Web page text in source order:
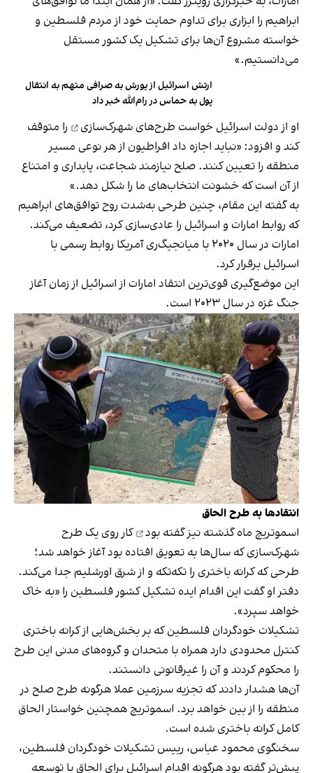
ابراهیم را ابزاری برای تداوم حمایت خود از مردم فلسطین و
خواسته مشروع آن‌ها برای تشکیل یک کشور مستقل
می‌دانستیم.»
ارتش اسرائیل از یورش به صرافی متهم به انتقال
پول به حماس در رام‌الله خبر داد
او از دولت اسرائیل خواست طرح‌های شهرک‌سازی
را متوقف
کند و افزود: «نباید اجازه داد افراطیون از هر نوعی مسیر
منطقه را تعیین کنند. صلح نیازمند شجاعت، پایداری و امتناع
از آن است که خشونت انتخاب‌های ما را شکل دهد.»
به گفته این مقام، چنین طرحی به‌شدت روح توافق‌های ابراهیم
که روابط امارات و اسرائیل را عادی‌سازی کرد، تضعیف می‌کند.
امارات در سال ۲۰۲۰ با میانجیگ‌ری آمریکا روابط رسمی با
اسرائیل برقرار کرد.
این موضع‌گیری قوی‌ترین انتقاد امارات از اسرائیل از زمان آغاز
جنگ غزه در سال ۲۰۲۳ است.
انتقادها به طرح الحاق
اسموتریچ ماه گذشته نیز گفته بود
کار روی یک طرح
شهرک‌سازی که سال‌ها به تعویق افتاده بود آغاز خواهد شد؛
طرحی که کرانه باختری را تکه‌تکه و از شرق اورشلیم جدا می‌کند.
دفتر او گفت این اقدام ایده تشکیل کشور فلسطین را «به خاک
خواهد سپرد».
تشکیلات خودگردان فلسطین که بر بخش‌هایی از کرانه باختری
کنترل محدودی دارد همراه با متحدان و گروه‌های مدنی این طرح
را محکوم کردند و آن را غیرقانونی دانستند.
آن‌ها هشدار دادند که تجزیه سرزمین عملا هرگونه طرح صلح در
منطقه را از بین خواهد برد. اسموتریچ همچنین خواستار الحاق
کامل کرانه باختری شده است.
سخنگوی محمود عباس، رییس تشکیلات خودگردان فلسطین،
پیش‌تر گفته بود هرگونه اقدام اسرائیل برای الحاق یا توسعه